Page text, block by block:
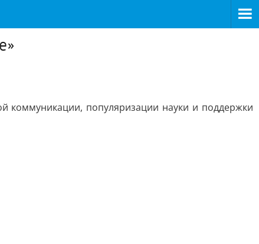
коммуникации, популяризации науки и поддержки